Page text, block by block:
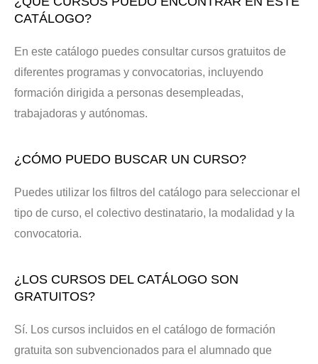
CATÁLOGO?
En este catálogo puedes consultar cursos gratuitos de
diferentes programas y convocatorias, incluyendo
formación dirigida a personas desempleadas,
trabajadoras y autónomas.
¿CÓMO PUEDO BUSCAR UN CURSO?
Puedes utilizar los filtros del catálogo para seleccionar el
tipo de curso, el colectivo destinatario, la modalidad y la
convocatoria.
¿LOS CURSOS DEL CATÁLOGO SON
GRATUITOS?
Sí. Los cursos incluidos en el catálogo de formación
gratuita son subvencionados para el alumnado que